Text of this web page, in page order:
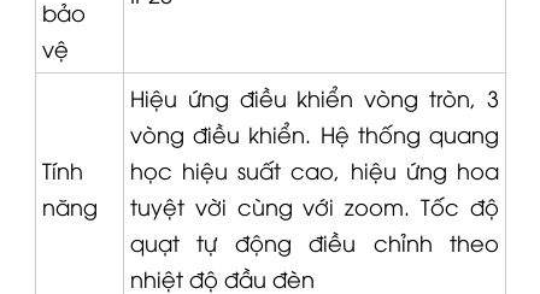
bảo
vệ
Tính
năng
Hiệu ứng điều khiển vòng tròn, 3
vòng điều khiển. Hệ thống quang
học hiệu suất cao, hiệu ứng hoa
tuyệt vời cùng với zoom. Tốc độ
quạt tự động điều chỉnh theo
nhiệt độ đầu đèn